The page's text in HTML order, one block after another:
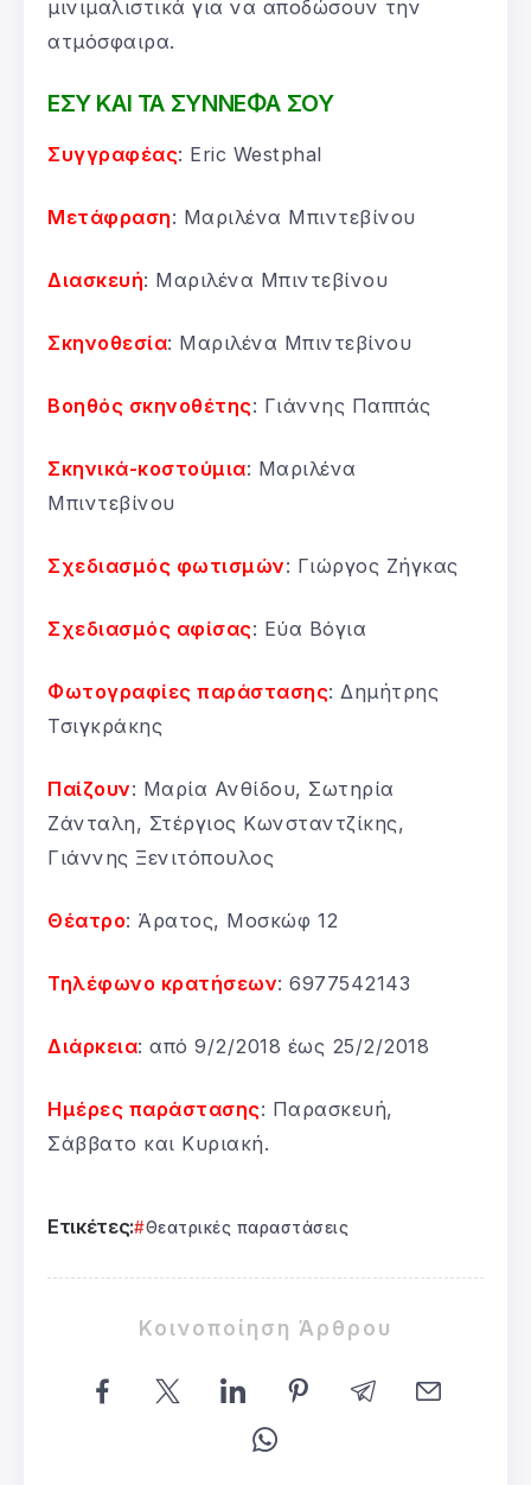
μινιμαλιστικά για να αποδώσουν την
ατμόσφαιρα.
ΕΣΥ ΚΑΙ ΤΑ ΣΥΝΝΕΦΑ ΣΟΥ
Συγγραφέας: Eric Westphal
Μετάφραση: Μαριλένα Μπιντεβίνου
Διασκευή: Μαριλένα Μπιντεβίνου
Σκηνοθεσία: Μαριλένα Μπιντεβίνου
Βοηθός σκηνοθέτης: Γιάννης Παππάς
Σκηνικά-κοστούμια: Μαριλένα
Μπιντεβίνου
Σχεδιασμός φωτισμών: Γιώργος Ζήγκας
Σχεδιασμός αφίσας: Εύα Βόγια
Φωτογραφίες παράστασης: Δημήτρης
Τσιγκράκης
Παίζουν: Μαρία Ανθίδου, Σωτηρία
Ζάνταλη, Στέργιος Κωνσταντζίκης,
Γιάννης Ξενιτόπουλος
Θέατρο: Άρατος, Μοσκώφ 12
Τηλέφωνο κρατήσεων: 6977542143
Διάρκεια: από 9/2/2018 έως 25/2/2018
Ημέρες παράστασης: Παρασκευή,
Σάββατο και Κυριακή.
Ετικέτες: Θεατρικές παραστάσεις
Κοινοποίηση Άρθρου